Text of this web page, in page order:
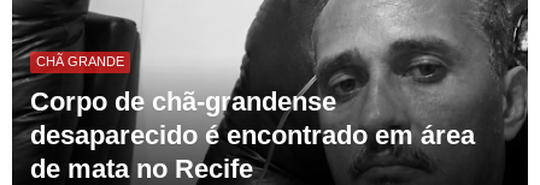
CHÃ GRANDE
Corpo de chã-grandense
desaparecido é encontrado em área
de mata no Recife